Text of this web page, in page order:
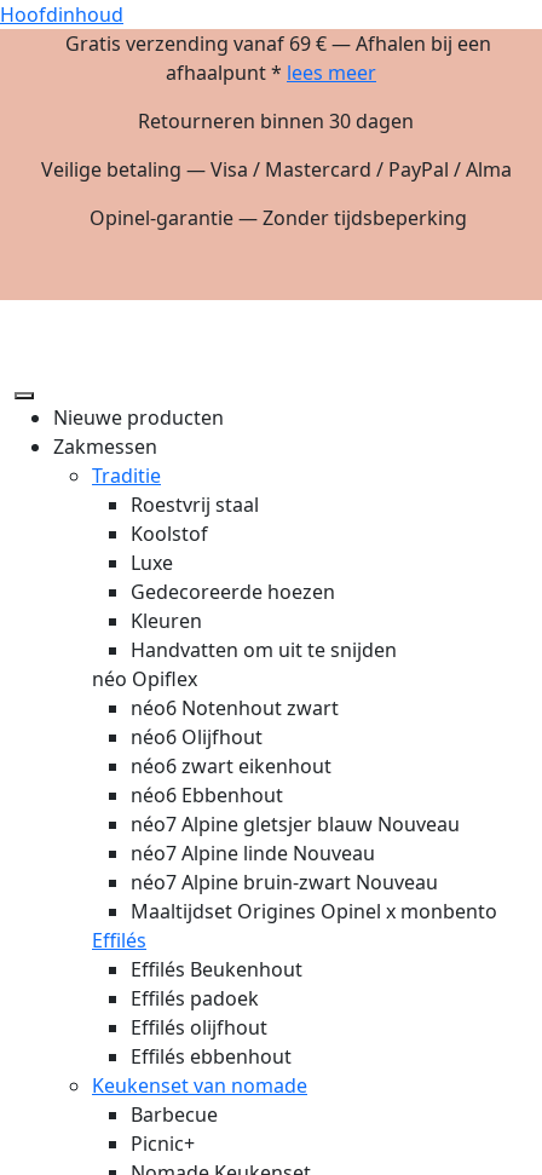
Hoofdinhoud
Gratis verzending vanaf 69 € — Afhalen bij een
afhaalpunt * lees meer
Retourneren binnen 30 dagen
Veilige betaling — Visa / Mastercard / PayPal / Alma
Opinel-garantie — Zonder tijdsbeperking
Nieuwe producten
Zakmessen
Traditie
Roestvrij staal
Koolstof
Luxe
Gedecoreerde hoezen
Kleuren
Handvatten om uit te snijden
néo Opiflex
néo6 Notenhout zwart
néo6 Olijfhout
néo6 zwart eikenhout
néo6 Ebbenhout
néo7 Alpine gletsjer blauw Nouveau
néo7 Alpine linde Nouveau
néo7 Alpine bruin-zwart Nouveau
Maaltijdset Origines Opinel x monbento
Effilés
Effilés Beukenhout
Effilés padoek
Effilés olijfhout
Effilés ebbenhout
Keukenset van nomade
Barbecue
Picnic+